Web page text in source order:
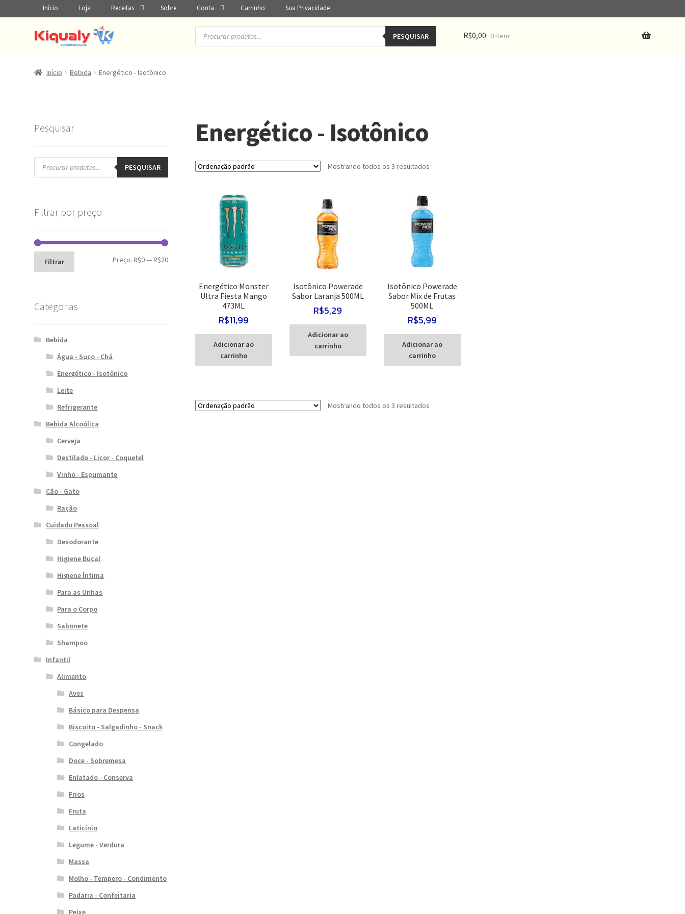
Início Loja Receitas Sobre Conta Carrinho Sua Privacidade
Pesquisar
produtos PESQUISAR R$0,00 0 item
Início Bebida Energético - Isotônico
Energético - Isotônico
Mostrando todos os 3 resultados
Energético Monster
Ultra Fiesta Mango
473ML
R$11,99
Adicionar ao
carrinho
Isotônico Powerade
Sabor Laranja 500ML
R$5,29
Adicionar ao
carrinho
Isotônico Powerade
Sabor Mix de Frutas
500ML
R$5,99
Adicionar ao
carrinho
Mostrando todos os 3 resultados
Pesquisar
Pesquisar
produtos PESQUISAR
Filtrar por preço
Preço
Preço
Filtrar Preço:R$0—R$20
Categorias
Bebida
Água - Suco - Chá
Energético - Isotônico
Leite
Refrigerante
Bebida Alcoólica
Cerveja
Destilado - Licor - Coquetel
Vinho - Espumante
Cão - Gato
Ração
Cuidado Pessoal
Desodorante
Higiene Bucal
Higiene Íntima
Para as Unhas
Para o Corpo
Sabonete
Shampoo
Infantil
Alimento
Aves
Básico para Despensa
Biscoito - Salgadinho - Snack
Congelado
Doce - Sobremesa
Enlatado - Conserva
Frios
Fruta
Laticínio
Legume - Verdura
Massa
Molho - Tempero - Condimento
Padaria - Confeitaria
Peixe